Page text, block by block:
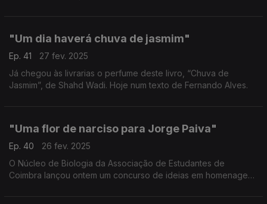
"Um dia haverá chuva de jasmim"
Ep. 41
27 fev. 2025
Já chegou às livrarias o perfume deste livro, “Chuva de
Jasmim”, de Shahd Wadi. Hoje num texto de Fernando Alves.
"Uma flor de narciso para Jorge Paiva"
Ep. 40
26 fev. 2025
O Núcleo de Biologia da Associação de Estudantes de
Coimbra lançou ontem um concurso de ideias em homenagem